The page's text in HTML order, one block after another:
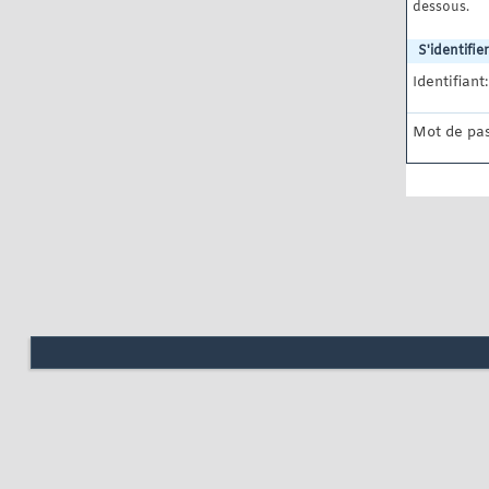
dessous.
S'identifier
Identifiant:
Mot de